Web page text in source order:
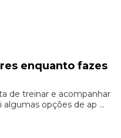
enquanto fazes
de treinar e acompanhar
opções de ap ...